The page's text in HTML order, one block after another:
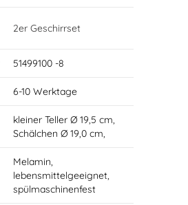
2er Geschirrset
51499100 -8
6-10 Werktage
kleiner Teller Ø 19,5 cm,
Schälchen Ø 19,0 cm,
Melamin,
lebensmittelgeeignet,
spülmaschinenfest